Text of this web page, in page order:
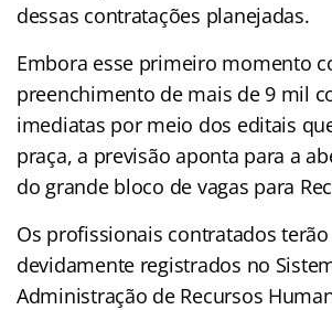
dessas contratações planejadas.
Embora esse primeiro momento
preenchimento de mais de 9 mil
imediatas por meio dos editais
praça, a previsão aponta para a
do grande bloco de vagas para
Os profissionais contratados
devidamente registrados no
Administração de Recursos